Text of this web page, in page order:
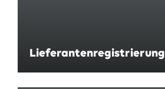
Lieferantenregistrierung